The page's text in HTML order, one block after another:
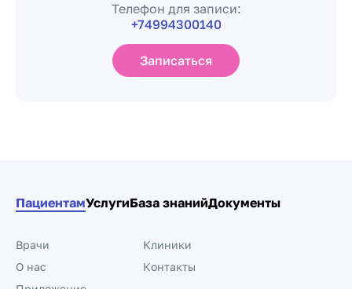
Телефон для записи:
+74994300140
Записаться
ПациентамУслугиБаза знанийДокументы
Врачи
Клиники
О нас
Контакты